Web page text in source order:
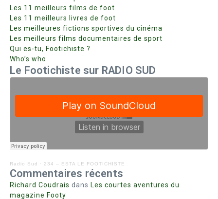
Les 11 meilleurs films de foot
Les 11 meilleurs livres de foot
Les meilleures fictions sportives du cinéma
Les meilleurs films documentaires de sport
Qui es-tu, Footichiste ?
Who’s who
Le Footichiste sur RADIO SUD
Radio Sud · 234 – ESTA LE FOOTICHISTE
Commentaires récents
Richard Coudrais dans Les courtes aventures du
magazine Footy